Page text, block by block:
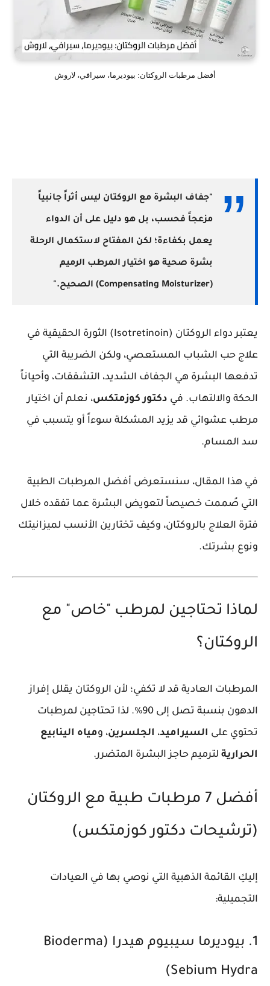
أفضل مرطبات الروكتان: بيوديرما، سيرافي، لاروش
"جفاف البشرة مع الروكتان ليس أثراً جانبياً
مزعجاً فحسب، بل هو دليل على أن الدواء
يعمل بكفاءة؛ لكن المفتاح لاستكمال الرحلة
بشرة صحية هو اختيار المرطب الرميم
(Compensating Moisturizer) الصحيح."
يعتبر دواء الروكتان (Isotretinoin) الثورة الحقيقية في
علاج حب الشباب المستعصي، ولكن الضريبة التي
تدفعها البشرة هي الجفاف الشديد، التشققات، وأحياناً
الحكة والالتهاب. في دكتور كوزمتكس، نعلم أن اختيار
مرطب عشوائي قد يزيد المشكلة سوءاً أو يتسبب في
سد المسام.
في هذا المقال، سنستعرض أفضل المرطبات الطبية
التي صُممت خصيصاً لتعويض البشرة عما تفقده خلال
فترة العلاج بالروكتان، وكيف تختارين الأنسب لميزانيتك
ونوع بشرتك.
لماذا تحتاجين لمرطب "خاص" مع
الروكتان؟
المرطبات العادية قد لا تكفي؛ لأن الروكتان يقلل إفراز
الدهون بنسبة تصل إلى 90%. لذا تحتاجين لمرطبات
تحتوي على السيراميد، الجلسرين، ومياه الينابيع
الحرارية لترميم حاجز البشرة المتضرر.
أفضل 7 مرطبات طبية مع الروكتان
(ترشيحات دكتور كوزمتكس)
إليكِ القائمة الذهبية التي نوصي بها في العيادات
التجميلية:
1. بيوديرما سيبيوم هيدرا (Bioderma
Sebium Hydra)